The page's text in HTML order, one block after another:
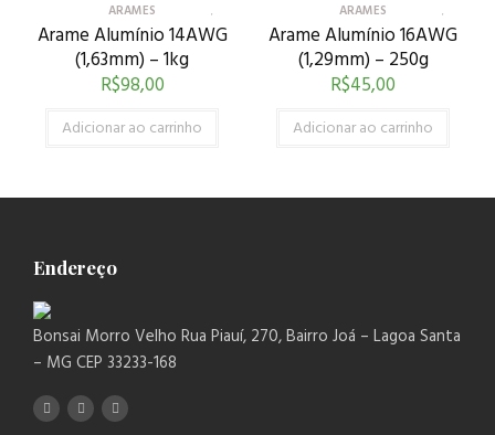
ARAMES
Arame Alumínio 14AWG
(1,63mm) – 1kg
R$98,00
Adicionar ao carrinho
ARAMES
Arame Alumínio 16AWG
(1,29mm) – 250g
R$45,00
Adicionar ao carrinho
Endereço
Bonsai Morro Velho Rua Piauí, 270, Bairro Joá – Lagoa Santa
– MG CEP 33233-168